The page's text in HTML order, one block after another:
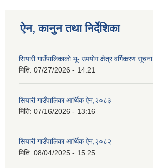
ऐन, कानुन तथा निर्देशिका
सियारी गाउँपालिकाको भू- उपयोग क्षेत्र वर्गिकरण सूचना
मिति: 07/27/2026 - 14:21
सियारी गाउँपालिका आर्थिक ऐन,२०८३
मिति: 07/16/2026 - 13:16
सियारी गाउँपालिका आर्थिक ऐन,२०८२
मिति: 08/04/2025 - 15:25